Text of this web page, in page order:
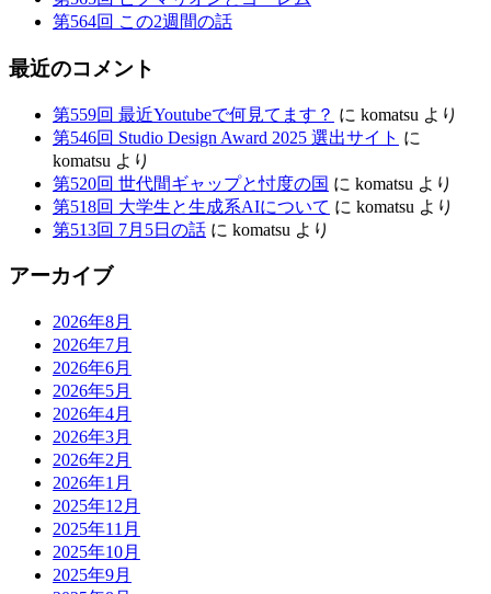
第564回 この2週間の話
最近のコメント
第559回 最近Youtubeで何見てます？ に komatsu より
第546回 Studio Design Award 2025 選出サイト に
komatsu より
第520回 世代間ギャップと忖度の国 に komatsu より
第518回 大学生と生成系AIについて に komatsu より
第513回 7月5日の話 に komatsu より
アーカイブ
2026年8月
2026年7月
2026年6月
2026年5月
2026年4月
2026年3月
2026年2月
2026年1月
2025年12月
2025年11月
2025年10月
2025年9月